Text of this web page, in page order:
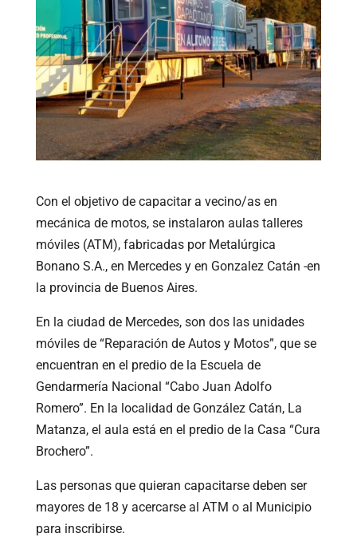
Con el objetivo de capacitar a vecino/as en
mecánica de motos, se instalaron aulas talleres
móviles (ATM), fabricadas por Metalúrgica
Bonano S.A., en Mercedes y en Gonzalez Catán -en
la provincia de Buenos Aires.
En la ciudad de Mercedes, son dos las unidades
móviles de “Reparación de Autos y Motos”, que se
encuentran en el predio de la Escuela de
Gendarmería Nacional “Cabo Juan Adolfo
Romero”. En la localidad de González Catán, La
Matanza, el aula está en el predio de la Casa “Cura
Brochero”.
Las personas que quieran capacitarse deben ser
mayores de 18 y acercarse al ATM o al Municipio
para inscribirse.